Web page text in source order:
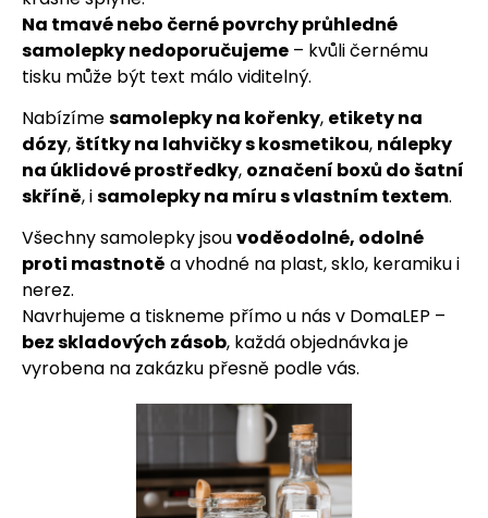
Na tmavé nebo černé povrchy průhledné
samolepky nedoporučujeme – kvůli černému
tisku může být text málo viditelný.
Nabízímesamolepky na kořenky, etikety na
dózy,štítky na lahvičky s kosmetikou, nálepky
na úklidové prostředky, označení boxů do šatní
skříně, isamolepky na míru s vlastním textem.
Všechny samolepky jsouvoděodolné, odolné
proti mastnotě a vhodné na plast, sklo, keramiku i
nerez.
Navrhujeme a tiskneme přímo u nás v DomaLEP –
bez skladových zásob, každá objednávka je
vyrobena na zakázku přesně podle vás.